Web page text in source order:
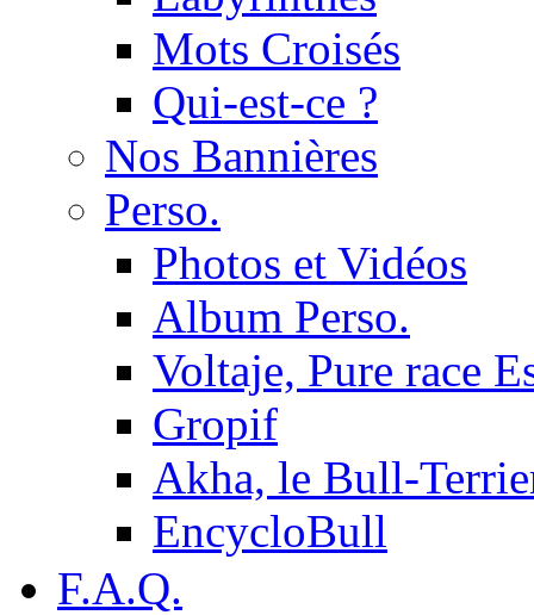
Mots Croisés
Qui-est-ce ?
Nos Bannières
Perso.
Photos et Vidéos
Album Perso.
Voltaje, Pure race
Gropif
Akha, le Bull-
EncycloBull
F.A.Q.